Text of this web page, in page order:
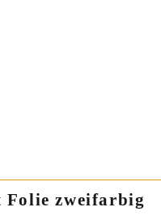
Folie zweifarbig